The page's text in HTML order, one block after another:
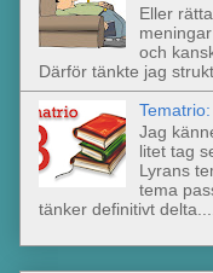
Eller
och
Därför tänkte jag
Jag
litet tag
Lyrans
tema
tänker definitivt